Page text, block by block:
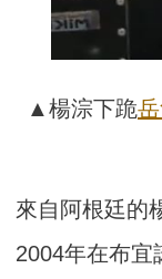
▲楊淙下跪
來自阿根廷的
2004年在布宜